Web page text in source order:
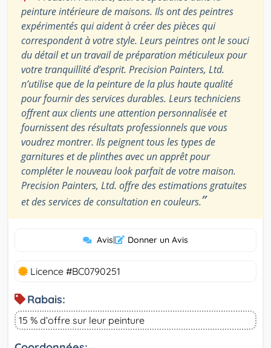
peinture intérieure de maisons. Ils ont des peintres
expérimentés qui aident à créer des pièces qui
correspondent à votre style. Leurs peintres ont le souci
du détail et un travail de préparation méticuleux pour
votre tranquillité d’esprit. Precision Painters, Ltd.
n’utilise que de la peinture de la plus haute qualité
pour fournir des services durables. Leurs techniciens
offrent aux clients une attention personnalisée et
fournissent des résultats professionnels que vous
voudrez montrer. Ils peignent tous les types de
garnitures et de plinthes avec un apprêt pour
compléter le nouveau look parfait de votre maison.
Precision Painters, Ltd. offre des estimations gratuites
et des services de consultation en couleurs.”
Avis| Donner un Avis
Licence #BC0790251
Rabais:
15 % d’offre sur leur peinture